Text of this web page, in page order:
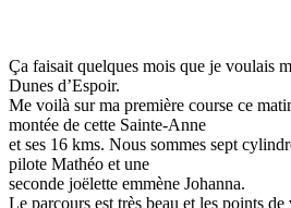
Ça faisait quelques mois que je voulais
Dunes d’Espoir.
Me voilà sur ma première course ce
montée de cette Sainte-Anne
et ses 16 kms. Nous sommes sept
pilote Mathéo et une
seconde joëlette emmène Johanna.
Le parcours est très beau et les points